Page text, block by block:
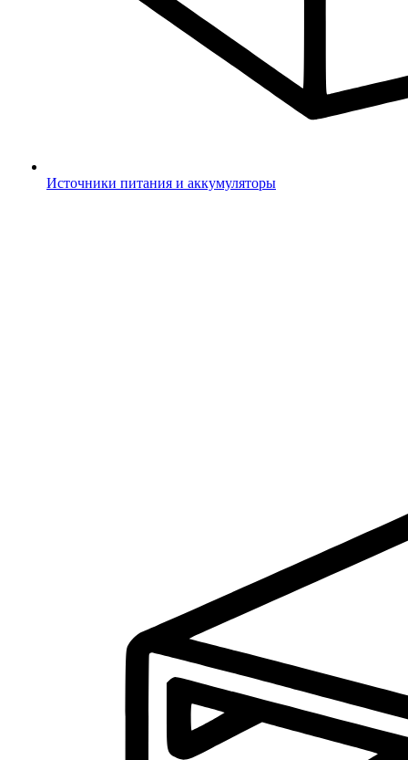
Источники питания и аккумуляторы